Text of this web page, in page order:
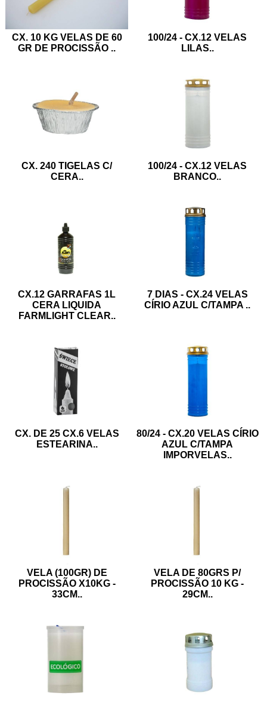
CX. 10 KG VELAS DE 60
GR DE PROCISSÃO ..
100/24 - CX.12 VELAS
LILAS..
CX. 240 TIGELAS C/
CERA..
100/24 - CX.12 VELAS
BRANCO..
CX.12 GARRAFAS 1L
CERA LIQUIDA
FARMLIGHT CLEAR..
7 DIAS - CX.24 VELAS
CÍRIO AZUL C/TAMPA ..
CX. DE 25 CX.6 VELAS
ESTEARINA..
80/24 - CX.20 VELAS CÍRIO
AZUL C/TAMPA
IMPORVELAS..
VELA (100GR) DE
PROCISSÃO X10KG -
33CM..
VELA DE 80GRS P/
PROCISSÃO 10 KG -
29CM..